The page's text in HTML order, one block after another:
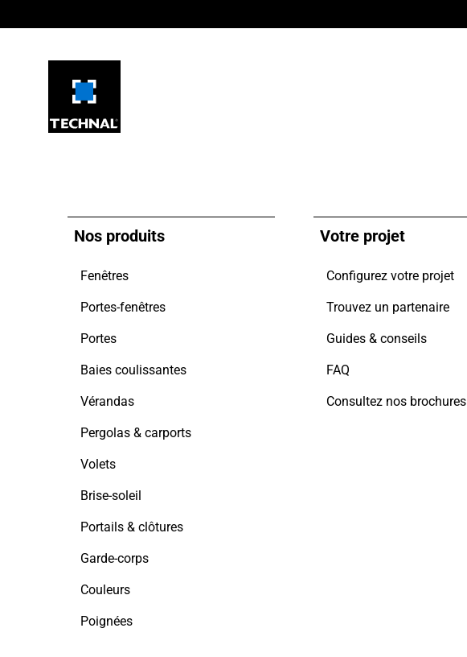
Nos produits
Fenêtres
Portes-fenêtres
Portes
Baies coulissantes
Vérandas
Pergolas & carports
Volets
Brise-soleil
Portails & clôtures
Garde-corps
Couleurs
Poignées
Votre projet
Configurez votre projet
Trouvez un partenaire
Guides & conseils
FAQ
Consultez nos brochures